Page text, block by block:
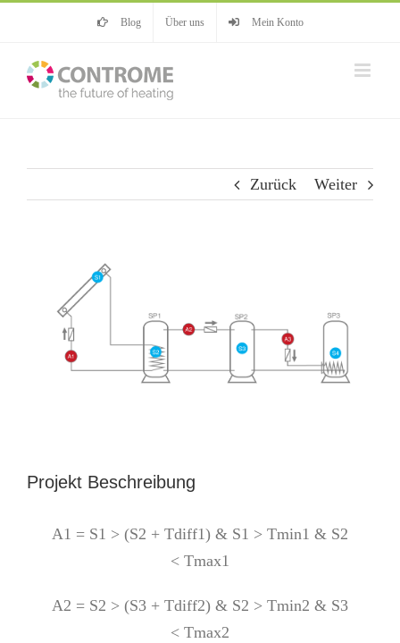
springen
Blog Über uns Mein Konto
Zurück Weiter
Image
Projekt Beschreibung
A1 = S1 > (S2 + Tdiff1) & S1 > Tmin1 & S2
< Tmax1
A2 = S2 > (S3 + Tdiff2) & S2 > Tmin2 & S3
< Tmax2